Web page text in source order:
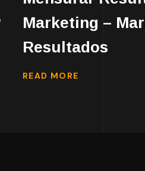
Marketing –
Resultados
READ MORE